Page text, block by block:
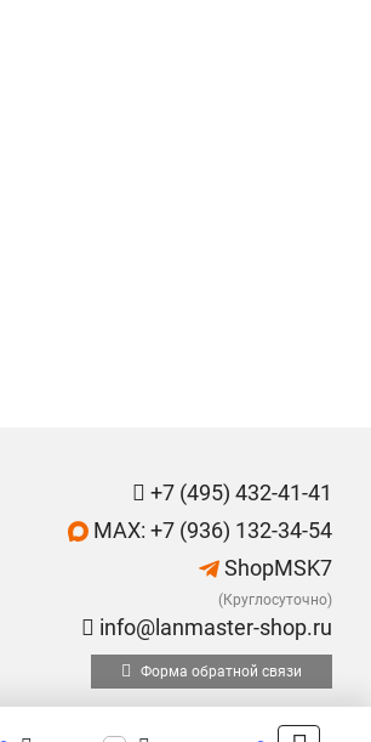
+7 (495) 432-41-41
MAX: +7 (936) 132-34-54
ShopMSK7
(Круглосуточно)
info@lanmaster-shop.ru
Форма обратной связи